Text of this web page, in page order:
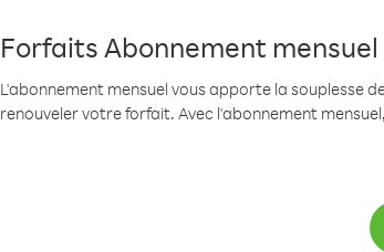
Forfaits Abonnement mensuel
L'abonnement mensuel vous apporte la souplesse
renouveler votre forfait. Avec l'abonnement